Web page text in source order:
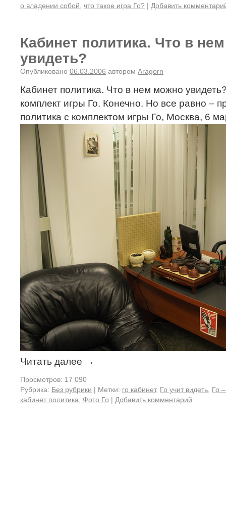
о владении собой
что такое игра Го? | Добавить
Кабинет политика. Что в
увидеть?
Опубликовано 06.03.2006 автором Aragorn
Кабинет политика. Что в нем можно
комплект игры Го. Конечно. Но все равно –
политика с комплектом игры Го, Москва, 6
Читать далее →
Просмотров: 17 090
Рубрика: Без рубрики | Метки: го кабинет, Го учит видеть Го
кабинет политика
Фото Го | Добавить комментарий